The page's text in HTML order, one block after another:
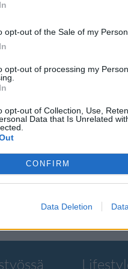
opt-out of the Sale of my
opt-out of processing my
opt-out of Collection, Use,
Data that Is Unrelated
CONFIRM
Data Deletion
DJ
jo